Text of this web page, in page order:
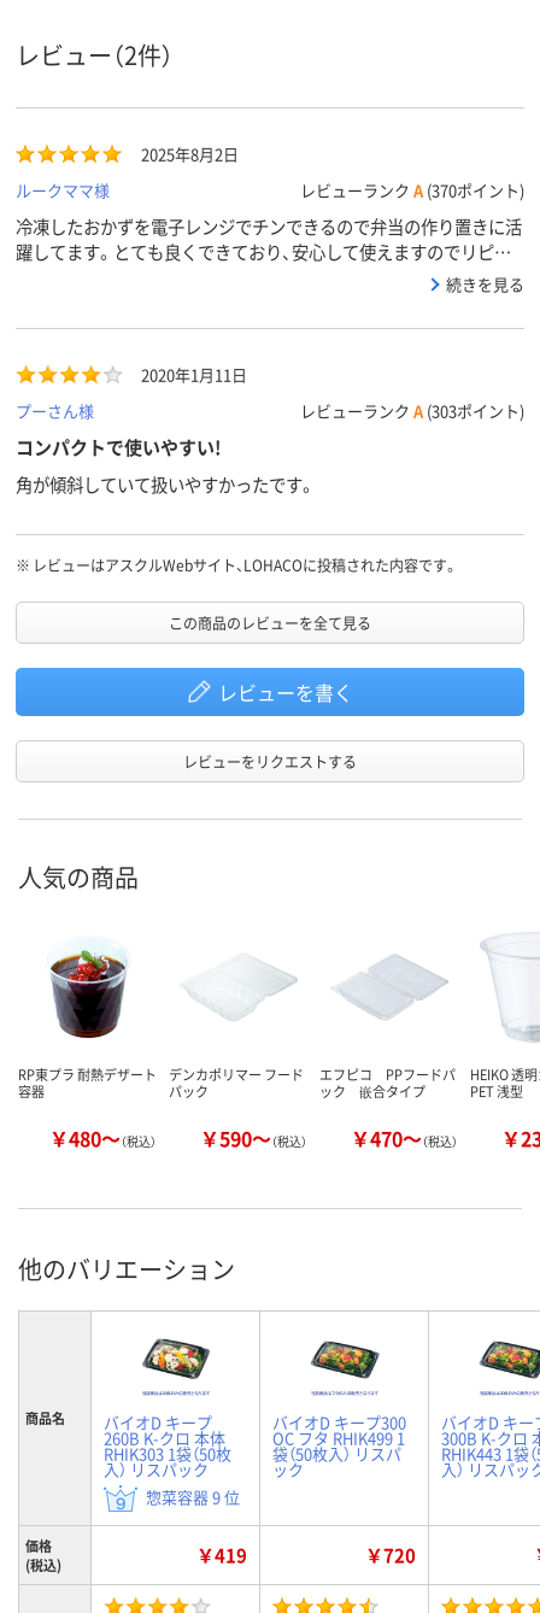
ループ
材質
レビュー（2件）
2025年8月2日
ルークママ様
レビューランク A (370ポイント)
冷凍したおかずを電子レンジでチンできるので弁当の作り置きに活
躍してます。とても良くできており、安心して使えますのでリピし
続きを見る
2020年1月11日
プーさん様
レビューランク A (303ポイント)
コンパクトで使いやすい!
角が傾斜していて扱いやすかったです。
※ レビューはアスクルWebサイト、LOHACOに投稿された内容です。
この商品のレビューを全て見る
レビューを書く
レビューをリクエストする
人気の商品
RP東プラ 耐熱デザート
容器
￥480～（税込）
デンカポリマー フード
パック
￥590～（税込）
エフピコ PPフードパ
ック 嵌合タイプ
￥470～（税込）
HEIKO 透
PET 浅型
￥
他のバリエーション
商品名 バイオD キープ
260B K-クロ 本体
RHIK303 1袋（50枚
入） リスパック
惣菜容器 9 位
バイオD キープ300
OC フタ RHIK499 1
袋（50枚入） リスパ
ック
バイオD キー
300B K-クロ
RHIK443 1袋
入） リスパッ
価格
(税込)
￥419 ￥720